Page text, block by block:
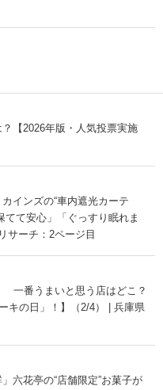
【2026年版・人気投票実施
インズの“車内遮光カーテ
て安心」「ぐっすり眠れま
サーチ：2ページ目
一番うまいと思う店はどこ？
キの日」！】（2/4） | 兵庫県
六花亭の“店舗限定”お菓子が